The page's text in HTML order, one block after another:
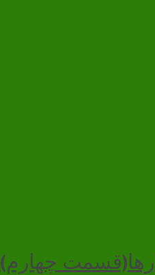
چهارم)